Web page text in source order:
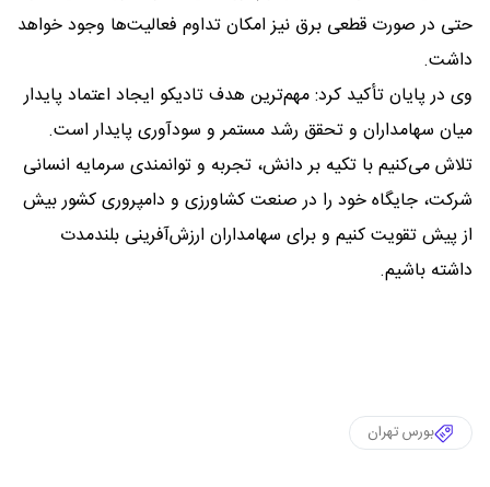
حتی در صورت قطعی برق نیز امکان تداوم فعالیت‌ها وجود خواهد
داشت.
وی در پایان تأکید کرد: مهم‌ترین هدف تادیکو ایجاد اعتماد پایدار
میان سهامداران و تحقق رشد مستمر و سودآوری پایدار است.
تلاش می‌کنیم با تکیه بر دانش، تجربه و توانمندی سرمایه انسانی
شرکت، جایگاه خود را در صنعت کشاورزی و دامپروری کشور بیش
از پیش تقویت کنیم و برای سهامداران ارزش‌آفرینی بلندمدت
داشته باشیم.
بورس تهران